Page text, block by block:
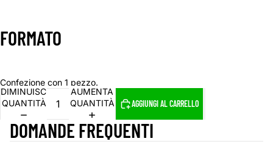
FORMATO
Confezione con 1 pezzo.
DIMINUISCI
QUANTITÀ
AUMENTA
QUANTITÀ
AGGIUNGI AL CARRELLO
DOMANDE FREQUENTI